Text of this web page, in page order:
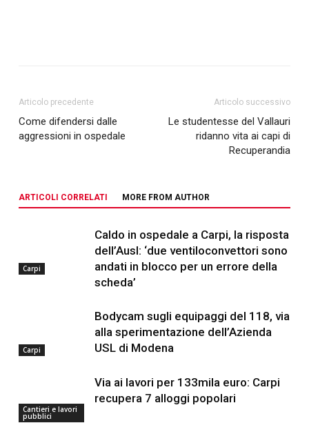
Articolo precedente
Come difendersi dalle
aggressioni in ospedale
Articolo successivo
Le studentesse del Vallauri
ridanno vita ai capi di
Recuperandia
ARTICOLI CORRELATI MORE FROM AUTHOR
Carpi
Caldo in ospedale a Carpi, la risposta
dell’Ausl: ‘due ventiloconvettori sono
andati in blocco per un errore della
scheda’
Carpi
Bodycam sugli equipaggi del 118, via
alla sperimentazione dell’Azienda
USL di Modena
Cantieri e lavori
pubblici
Via ai lavori per 133mila euro: Carpi
recupera 7 alloggi popolari